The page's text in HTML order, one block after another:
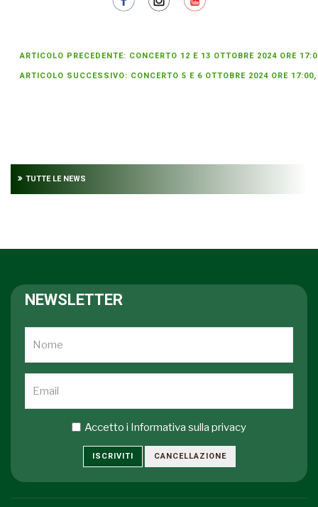
ARTICOLO PRECEDENTE: CONCERTO 12 E 13 OTTOBRE 2024 ORE
ARTICOLO SUCCESSIVO: CONCERTO 5 E 6 OTTOBRE 2024 ORE
TUTTE LE NEWS
NEWSLETTER
Accetto i Informativa sulla privacy
ISCRIVITI CANCELLAZIONE